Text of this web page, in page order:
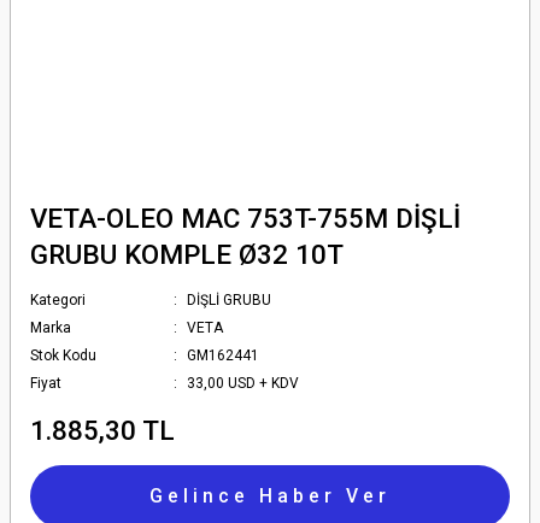
VETA-OLEO MAC 753T-755M DİŞLİ
GRUBU KOMPLE Ø32 10T
Kategori
DİŞLİ GRUBU
Marka
VETA
Stok Kodu
GM162441
Fiyat
33,00 USD + KDV
1.885,30 TL
Gelince Haber Ver